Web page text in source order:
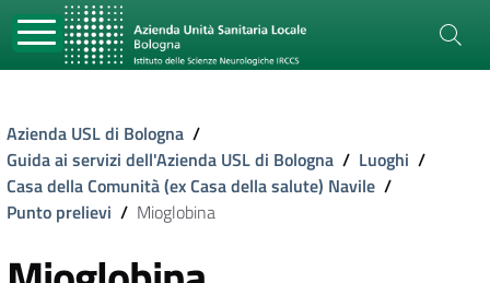
Azienda USL di Bologna /
Guida ai servizi dell'Azienda USL di Bologna / Luoghi /
Casa della Comunità (ex Casa della salute) Navile /
Punto prelievi / Mioglobina